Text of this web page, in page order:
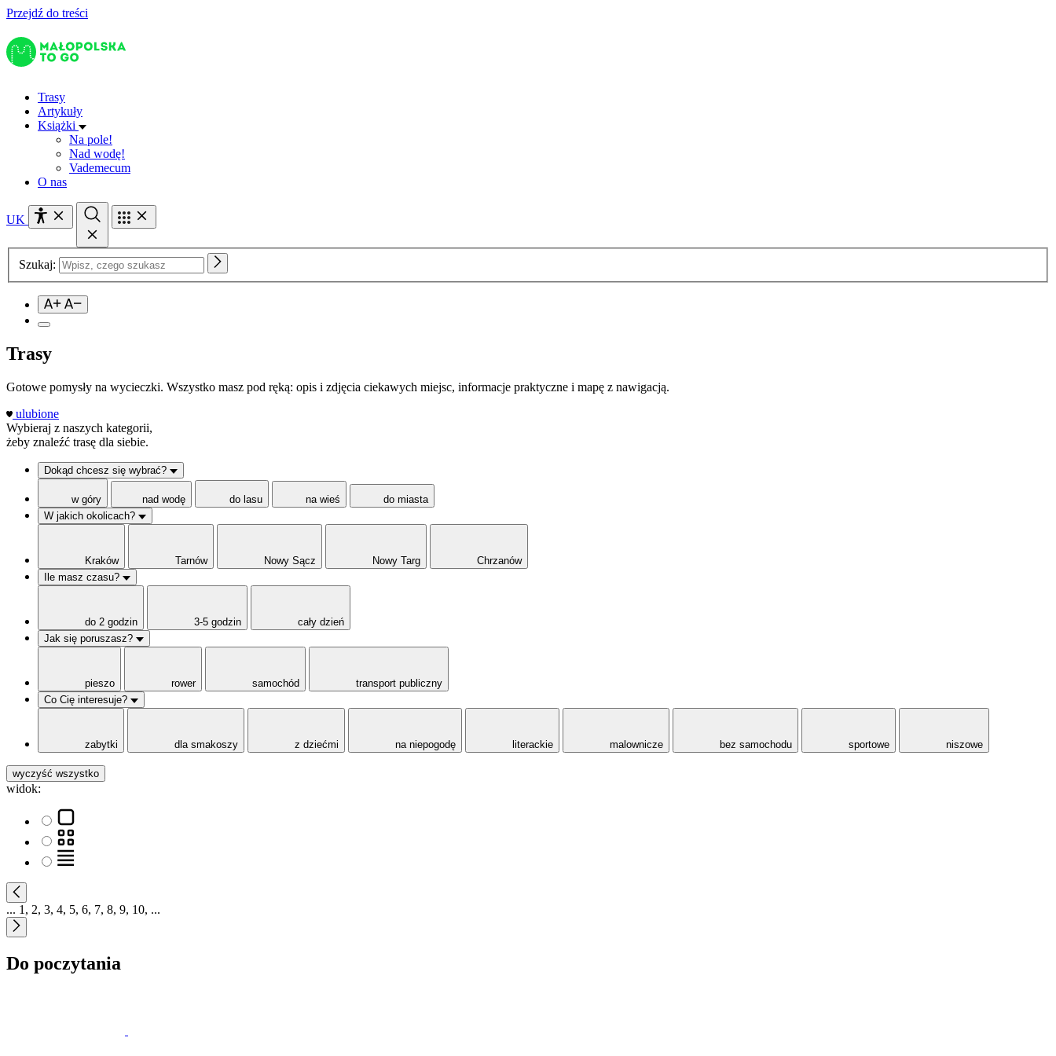
Przejdź do treści
Trasy
Artykuły
Książki
Na pole!
Nad wodę!
Vademecum
O nas
UK
Szukaj:
Trasy
Gotowe pomysły na wycieczki. Wszystko masz pod ręką: opis i zdjęcia ciekawych miejsc, informacje praktyczne i mapę z nawigacją.
ulubione
Wybieraj z naszych kategorii,
żeby znaleźć trasę dla siebie.
Dokąd chcesz się wybrać?
w góry nad wodę do lasu na wieś
do miasta
W jakich okolicach?
Kraków Tarnów Nowy Sącz Nowy Targ
Chrzanów
Ile masz czasu?
do 2 godzin 3-5 godzin
cały dzień
Jak się poruszasz?
pieszo rower samochód
transport publiczny
Co Cię interesuje?
zabytki dla smakoszy z dziećmi na niepogodę literackie malownicze bez samochodu sportowe niszowe
wyczyść wszystko
widok:
... 1 , 2, 3, 4, 5, 6, 7, 8, 9, 10, ...
Do poczytania